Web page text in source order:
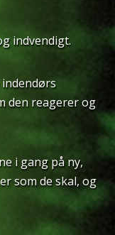
indvendigt.
den reagerer og
i gang på ny,
som de skal, og